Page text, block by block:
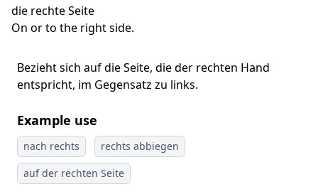
die rechte Seite
On or to the right side.
Bezieht sich auf die Seite, die der rechten Hand
entspricht, im Gegensatz zu links.
Example use
nach rechts
rechts abbiegen
auf der rechten Seite